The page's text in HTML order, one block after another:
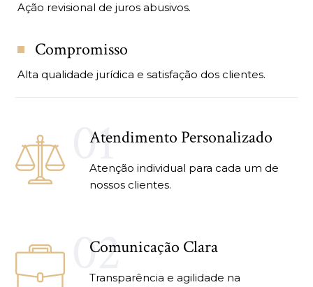
Ação revisional de juros abusivos.
Compromisso
Alta qualidade jurídica e satisfação dos clientes.
01
Atendimento Personalizado
Atenção individual para cada um de
nossos clientes.
02
Comunicação Clara
Transparência e agilidade na